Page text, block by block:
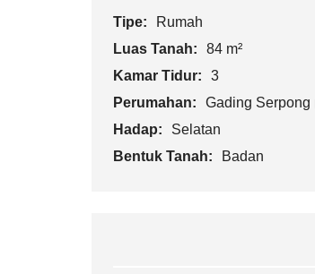
Tipe: Rumah
Luas Tanah:
84 m²
Kamar Tidur:
3
Perumahan:
Gading Serpong
Hadap:
Selatan
Bentuk Tanah:
Badan